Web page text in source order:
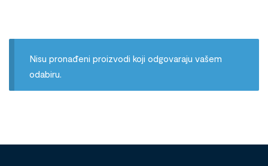
Nisu pronađeni proizvodi koji odgovaraju vašem
odabiru.